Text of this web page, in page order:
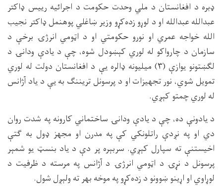
ډبره د افغانستان د ملي وحدت حکومت د اجرائیه رییس ډاکتر
عبدالله عبدالله او د لوړو زده‌کړو وزیر ښاغلي پوهنمل ډاکتر نجیب
الله خواجه عمري او نورو حکومتي او د اټومي انرژۍ برخې د
سازمان د چارواکو له لوري کېښودل شوه، چې د یادې ودانۍ د
لګښتونو یوازې (۳) میلیونه ډالره یې د افغانستان دولت له لوري
تمویل شوي، نور تجهیزات او د پرسونل تریننګ به یې د یاد آژانس
له لوري چمتو کېږي.
د یادونې ده، چې د یادې ودانۍ ساختماني کارونه په شدت روان
دي او په نږدې راتلونکي کې په مدرن او مجهز ډول به ګتې
اخیستنې ته سپارل کېږي. سربېره پر دې د یاد بنسټ یو شمېر
پرسونل د نړۍ د اټومي انرژۍ د آژانس په مرسته د ظرفیت د
لوړاوي او اړینو ښوونو د زده‌کړو په موخه بهر ته ولېږل شول.